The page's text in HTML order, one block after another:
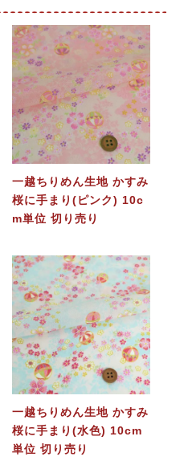
一越ちりめん生地 かすみ
桜に手まり(ピンク) 10c
m単位 切り売り
一越ちりめん生地 かすみ
桜に手まり(水色) 10cm
単位 切り売り